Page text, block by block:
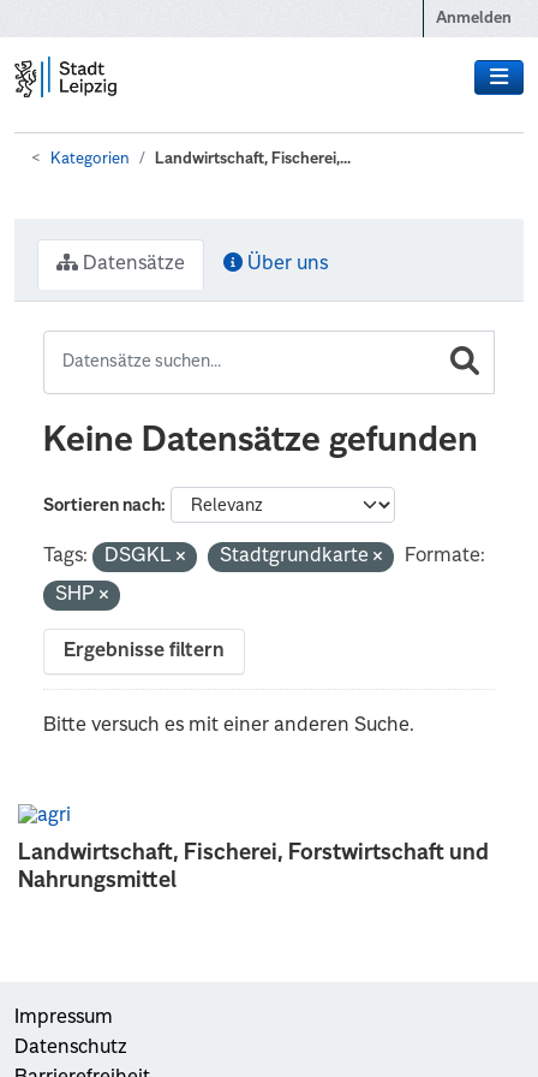
Anmelden
Kategorien Landwirtschaft, Fischerei,...
Landwirtschaft, Fischerei, Forstwirtschaft und
Nahrungsmittel
Datensätze Über uns
Keine Datensätze gefunden
Sortieren nach
Tags: DSGKL Stadtgrundkarte
Formate:
SHP
Ergebnisse filtern
Bitte versuch es mit einer anderen Suche.
Impressum
Datenschutz